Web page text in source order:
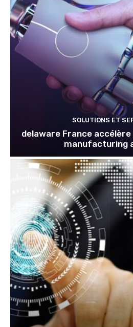
SOLUTIONS ET
delaware France
manufacturing